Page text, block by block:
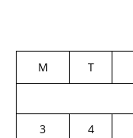
M T
3
4